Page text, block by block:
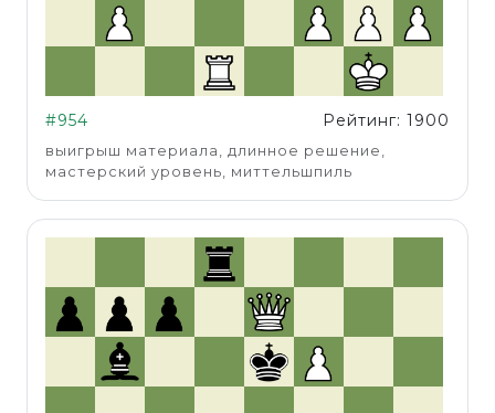
#954 Рейтинг: 1900
выигрыш материала, длинное решение,
мастерский уровень, миттельшпиль